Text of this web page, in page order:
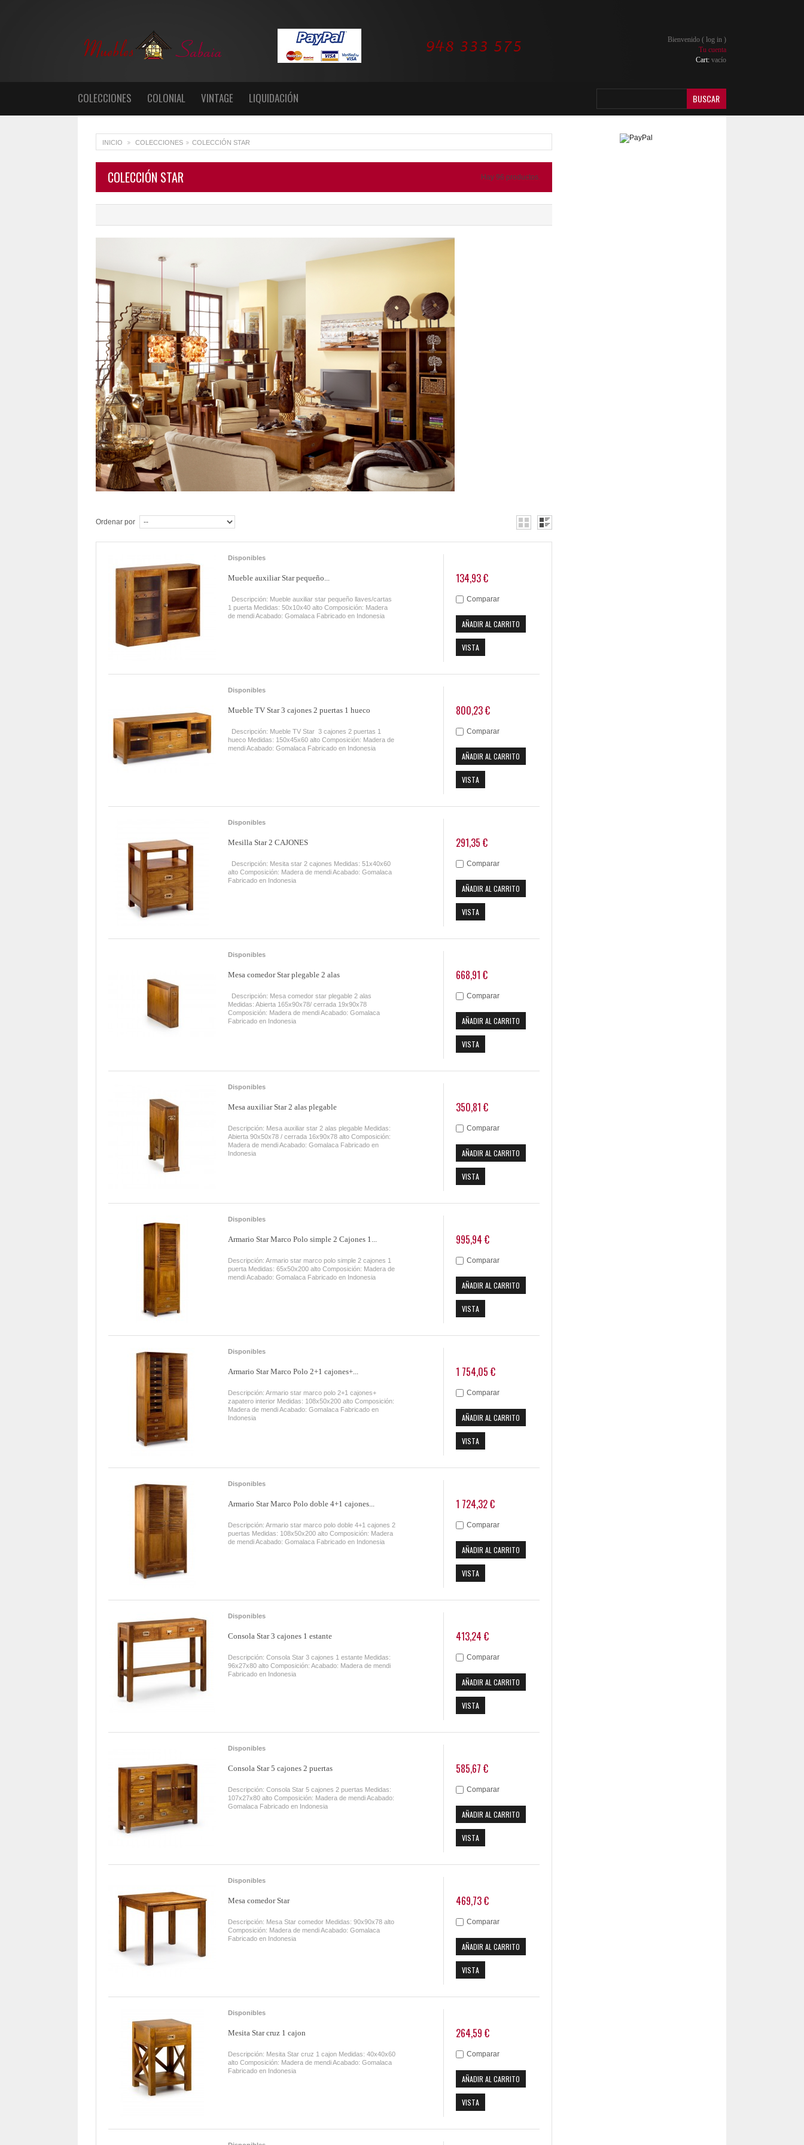
Bienvenido ( log in )
Tu cuenta
Cart: vacío
BUSCAR
COLECCIONES COLONIAL VINTAGE LIQUIDACIÓN
INICIO
>
COLECCIONES
>
COLECCIÓN STAR
COLECCIÓN STAR Hay 96 productos.
Ordenar por
Disponibles
Mueble auxiliar Star pequeño...
Descripción: Mueble auxiliar star pequeño llaves/cartas
1 puerta Medidas: 50x10x40 alto Composición: Madera
de mendi Acabado: Gomalaca Fabricado en Indonesia
134,93 €
Comparar
AÑADIR AL CARRITO
VISTA
Disponibles
Mueble TV Star 3 cajones 2 puertas 1 hueco
Descripción: Mueble TV Star 3 cajones 2 puertas 1
hueco Medidas: 150x45x60 alto Composición: Madera de
mendi Acabado: Gomalaca Fabricado en Indonesia
800,23 €
Comparar
AÑADIR AL CARRITO
VISTA
Disponibles
Mesilla Star 2 CAJONES
Descripción: Mesita star 2 cajones Medidas: 51x40x60
alto Composición: Madera de mendi Acabado: Gomalaca
Fabricado en Indonesia
291,35 €
Comparar
AÑADIR AL CARRITO
VISTA
Disponibles
Mesa comedor Star plegable 2 alas
Descripción: Mesa comedor star plegable 2 alas
Medidas: Abierta 165x90x78/ cerrada 19x90x78
Composición: Madera de mendi Acabado: Gomalaca
Fabricado en Indonesia
668,91 €
Comparar
AÑADIR AL CARRITO
VISTA
Disponibles
Mesa auxiliar Star 2 alas plegable
Descripción: Mesa auxiliar star 2 alas plegable Medidas:
Abierta 90x50x78 / cerrada 16x90x78 alto Composición:
Madera de mendi Acabado: Gomalaca Fabricado en
Indonesia
350,81 €
Comparar
AÑADIR AL CARRITO
VISTA
Disponibles
Armario Star Marco Polo simple 2 Cajones 1...
Descripción: Armario star marco polo simple 2 cajones 1
puerta Medidas: 65x50x200 alto Composición: Madera de
mendi Acabado: Gomalaca Fabricado en Indonesia
995,94 €
Comparar
AÑADIR AL CARRITO
VISTA
Disponibles
Armario Star Marco Polo 2+1 cajones+...
Descripción: Armario star marco polo 2+1 cajones+
zapatero interior Medidas: 108x50x200 alto Composición:
Madera de mendi Acabado: Gomalaca Fabricado en
Indonesia
1 754,05 €
Comparar
AÑADIR AL CARRITO
VISTA
Disponibles
Armario Star Marco Polo doble 4+1 cajones...
Descripción: Armario star marco polo doble 4+1 cajones 2
puertas Medidas: 108x50x200 alto Composición: Madera
de mendi Acabado: Gomalaca Fabricado en Indonesia
1 724,32 €
Comparar
AÑADIR AL CARRITO
VISTA
Disponibles
Consola Star 3 cajones 1 estante
Descripción: Consola Star 3 cajones 1 estante Medidas:
96x27x80 alto Composición: Acabado: Madera de mendi
Fabricado en Indonesia
413,24 €
Comparar
AÑADIR AL CARRITO
VISTA
Disponibles
Consola Star 5 cajones 2 puertas
Descripción: Consola Star 5 cajones 2 puertas Medidas:
107x27x80 alto Composición: Madera de mendi Acabado:
Gomalaca Fabricado en Indonesia
585,67 €
Comparar
AÑADIR AL CARRITO
VISTA
Disponibles
Mesa comedor Star
Descripción: Mesa Star comedor Medidas: 90x90x78 alto
Composición: Madera de mendi Acabado: Gomalaca
Fabricado en Indonesia
469,73 €
Comparar
AÑADIR AL CARRITO
VISTA
Disponibles
Mesita Star cruz 1 cajon
Descripción: Mesita Star cruz 1 cajon Medidas: 40x40x60
alto Composición: Madera de mendi Acabado: Gomalaca
Fabricado en Indonesia
264,59 €
Comparar
AÑADIR AL CARRITO
VISTA